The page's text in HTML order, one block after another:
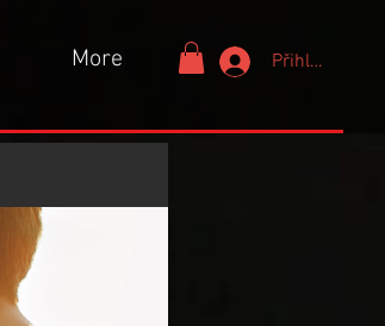
More Přihlášení